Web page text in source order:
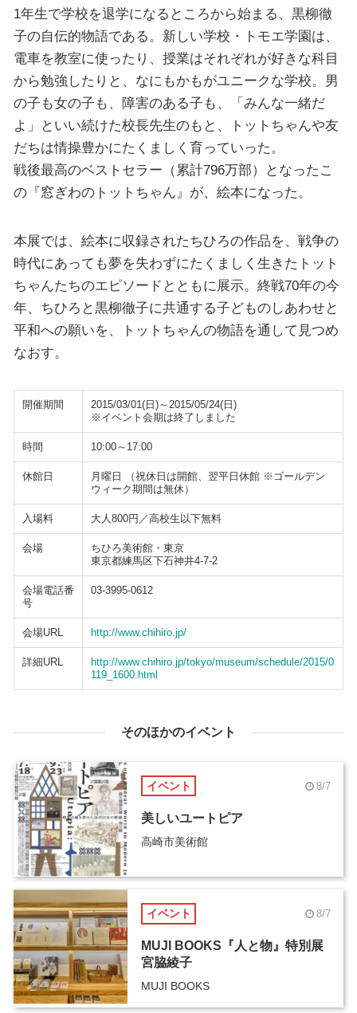
1年生で学校を退学になるところから始まる、黒柳徹
子の自伝的物語である。新しい学校・トモエ学園は、
電車を教室に使ったり、授業はそれぞれが好きな科目
から勉強したりと、なにもかもがユニークな学校。男
の子も女の子も、障害のある子も、「みんな一緒だ
よ」といい続けた校長先生のもと、トットちゃんや友
だちは情操豊かにたくましく育っていった。
戦後最高のベストセラー（累計796万部）となったこ
の『窓ぎわのトットちゃん』が、絵本になった。
本展では、絵本に収録されたちひろの作品を、戦争の
時代にあっても夢を失わずにたくましく生きたトット
ちゃんたちのエピソードとともに展示。終戦70年の今
年、ちひろと黒柳徹子に共通する子どものしあわせと
平和への願いを、トットちゃんの物語を通して見つめ
なおす。
開催期間
2015/03/01(日)～2015/05/24(日)
※イベント会期は終了しました
時間 10:00～17:00
休館日
月曜日 （祝休日は開館、翌平日休館 ※ゴールデン
ウィーク期間は無休）
入場料 大人800円／高校生以下無料
会場
ちひろ美術館・東京
東京都練馬区下石神井4-7-2
会場電話番
号
03-3995-0612
会場URL http://www.chihiro.jp/
詳細URL
http://www.chihiro.jp/tokyo/museum/schedule/2015/0
119_1600.html
そのほかのイベント
イベント 8/7
美しいユートピア
高崎市美術館
イベント 8/7
MUJI BOOKS『人と物』特別展
宮脇綾子
MUJI BOOKS